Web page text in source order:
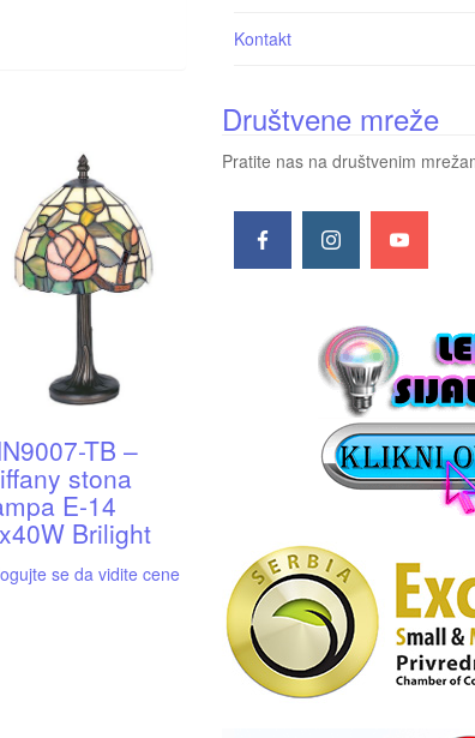
TB –
stona
E-14
Brilight
se da vidite cene
Kontakt
Društvene mreže
Pratite nas na društvenim